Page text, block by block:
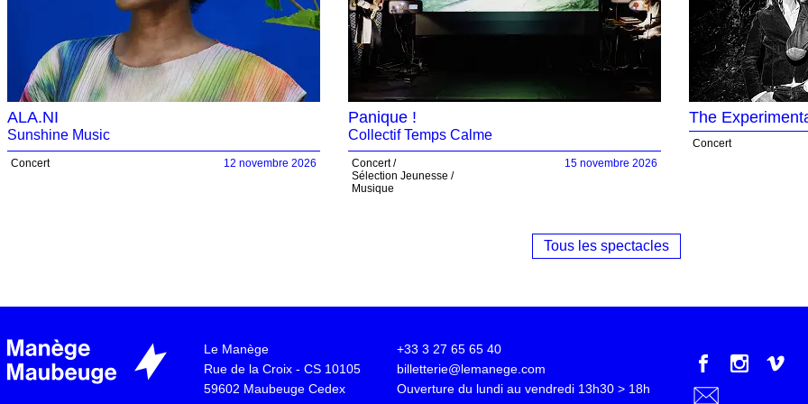
ALA.NI
Sunshine Music
Concert 12 novembre 2026
Réserver
Panique !
Collectif Temps Calme
Concert
Sélection Jeunesse
Musique
15 novembre 2026
The
Concert
Tous les spectacles
Le Manège
Rue de la Croix - CS 10105
59602 Maubeuge Cedex
+33 3 27 65 65 40
billetterie@lemanege.com
Ouverture du lundi au vendredi 13h30 > 18h